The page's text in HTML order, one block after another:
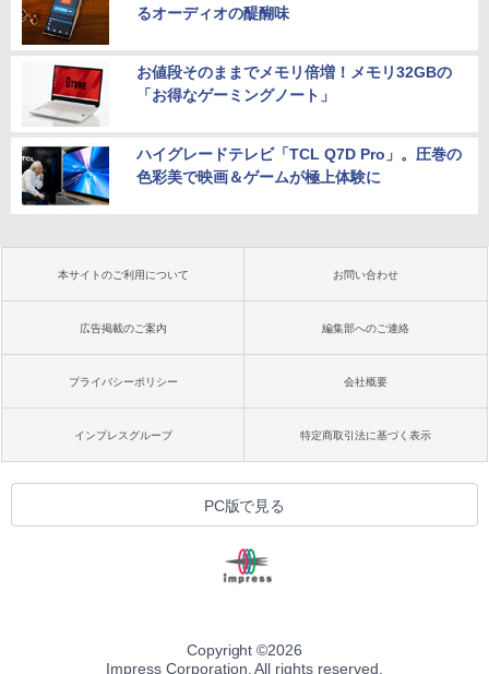
るオーディオの醍醐味
お値段そのままでメモリ倍増！メモリ32GBの
「お得なゲーミングノート」
ハイグレードテレビ「TCL Q7D Pro」。圧巻の
色彩美で映画＆ゲームが極上体験に
本サイトのご利用について お問い合わせ
広告掲載のご案内 編集部へのご連絡
プライバシーポリシー 会社概要
インプレスグループ 特定商取引法に基づく表示
PC版で見る
Copyright ©2026
Impress Corporation. All rights reserved.